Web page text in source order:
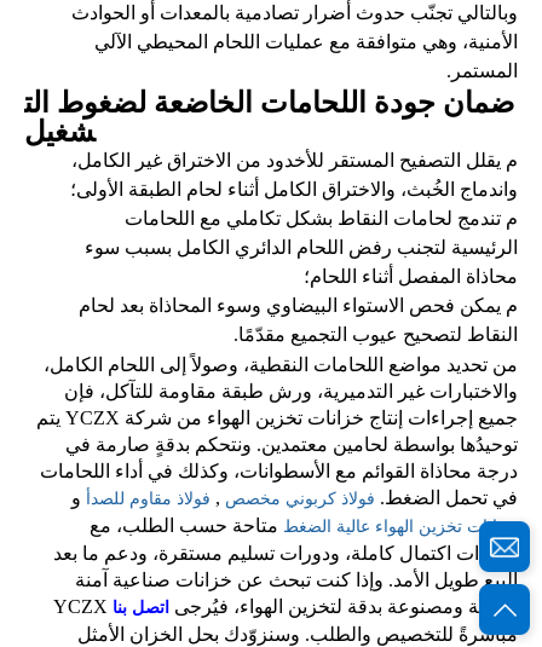
وبالتالي تجنّب حدوث أضرار تصادمية بالمعدات أو الحوادث
الأمنية، وهي متوافقة مع عمليات اللحام المحيطي الآلي
المستمر.
ضمان جودة اللحامات الخاضعة لضغوط الت
شغيل
م يقلل التصفيح المستقر للأخدود من الاختراق غير الكامل،
واندماج الخُبث، والاختراق الكامل أثناء لحام الطبقة الأولى؛
م تندمج لحامات النقاط بشكل تكاملي مع اللحامات
الرئيسية لتجنب رفض اللحام الدائري الكامل بسبب سوء
محاذاة المفصل أثناء اللحام؛
م يمكن فحص الاستواء البيضاوي وسوء المحاذاة بعد لحام
النقاط لتصحيح عيوب التجميع مقدّمًا.
من تحديد مواضع اللحامات النقطية، وصولاً إلى اللحام الكامل،
والاختبارات غير التدميرية، ورش طبقة مقاومة للتآكل، فإن
جميع إجراءات إنتاج خزانات تخزين الهواء من شركة YCZX يتم
توحيدُها بواسطة لحامين معتمدين. ونتحكم بدقةٍ صارمة في
درجة محاذاة القوائم مع الأسطوانات، وكذلك في أداء اللحامات
في تحمل الضغط. فولاذ كربوني مخصص , فولاذ مقاوم للصدأ و
خزانات تخزين الهواء عالية الضغط متاحة حسب الطلب، مع
شهادات اكتمال كاملة، ودورات تسليم مستقرة، ودعم ما بعد
البيع طويل الأمد. وإذا كنت تبحث عن خزانات صناعية آمنة
ومتينة ومصنوعة بدقة لتخزين الهواء، فيُرجى اتصل بنا YCZX
مباشرةً للتخصيص والطلب. وسنزوّدك بحل الخزان الأمثل